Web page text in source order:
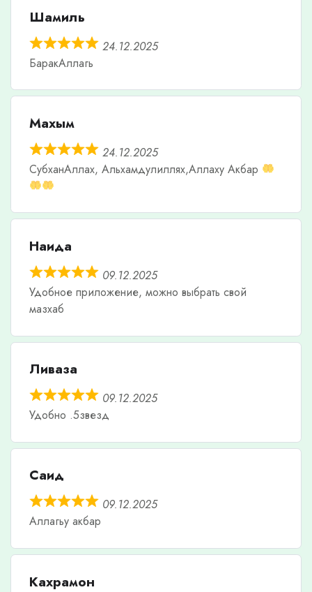
Шамиль
24.12.2025
БаракАллагь
Махым
24.12.2025
СубханАллах, Альхамдулиллях,Аллаху Акбар
Наида
09.12.2025
Удобное приложение, можно выбрать свой
мазхаб
Ливаза
09.12.2025
Удобно .5звезд
Саид
09.12.2025
Аллагьу акбар
Кахрамон